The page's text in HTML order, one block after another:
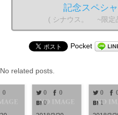
記念スペシ
( シナウス。 ~限定
Pocket
No related posts.
0 0
0
0
0
1